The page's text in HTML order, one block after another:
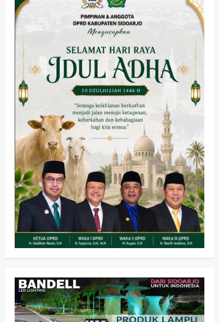
Boxing
Pertina
2
Kesehatan
Pembangunan
Pemerintahan
PANAS! Kalah Tender Proyek RSUD
Sibar Rp 9,9 M, Beranikah CV Tiga
Anugerah Utama Pertaruhkan
Jaminan Rp 100 Juta?
wartanusa 5 Agustus 2026
3
Olahraga
Adu Taktik di Atas Rumput Sintetis:
PWI dan Sapma PP Sidoarjo
Memanaskan Mesin Menuju Piala
Soccer
4
HOT NEWS: Ribuan Warga Wage
Tumplek Blek di Bazar Rakyat Jalan
Jambu, Borong Kuliner UMKM Sambil
Nonton Jaranan!
wartanusa 4 Agustus 2026